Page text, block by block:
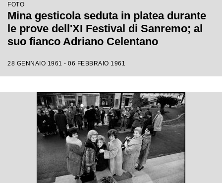
FOTO
Mina gesticola seduta in platea durante
le prove dell'XI Festival di Sanremo; al
suo fianco Adriano Celentano
28 GENNAIO 1961 - 06 FEBBRAIO 1961